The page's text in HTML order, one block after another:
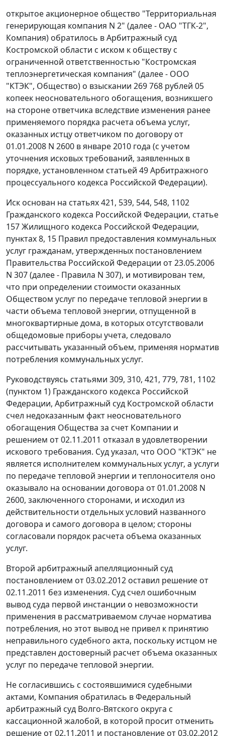
открытое акционерное общество "Территориальная
генерирующая компания N 2" (далее - ОАО "ТГК-2",
Компания) обратилось в Арбитражный суд
Костромской области с иском к обществу с
ограниченной ответственностью "Костромская
теплоэнергетическая компания" (далее - ООО
"КТЭК", Общество) о взыскании 269 768 рублей 05
копеек неосновательного обогащения, возникшего
на стороне ответчика вследствие изменения ранее
применяемого порядка расчета объема услуг,
оказанных истцу ответчиком по договору от
01.01.2008 N 2600 в январе 2010 года (с учетом
уточнения исковых требований, заявленных в
порядке, установленном статьей 49Арбитражного
процессуального кодекса Российской Федерации).
Иск основан на статьях 421, 539, 544, 548, 1102
Гражданского кодекса Российской Федерации, статье
157Жилищного кодекса Российской Федерации,
пунктах 8, 15 Правил предоставления коммунальных
услуг гражданам, утвержденных постановлением
Правительства Российской Федерации от 23.05.2006
N 307 (далее - Правила N 307), и мотивирован тем,
что при определении стоимости оказанных
Обществом услуг по передаче тепловой энергии в
части объема тепловой энергии, отпущенной в
многоквартирные дома, в которых отсутствовали
общедомовые приборы учета, следовало
рассчитывать указанный объем, применяя норматив
потребления коммунальных услуг.
Руководствуясь статьями 309, 310, 421, 779, 781, 1102
(пунктом 1) Гражданского кодекса Российской
Федерации, Арбитражный суд Костромской области
счел недоказанным факт неосновательного
обогащения Общества за счет Компании и
решением от 02.11.2011 отказал в удовлетворении
искового требования. Суд указал, что ООО "КТЭК" не
является исполнителем коммунальных услуг, а услуги
по передаче тепловой энергии и теплоносителя оно
оказывало на основании договора от 01.01.2008 N
2600, заключенного сторонами, и исходил из
действительности отдельных условий названного
договора и самого договора в целом; стороны
согласовали порядок расчета объема оказанных
услуг.
Второй арбитражный апелляционный суд
постановлением от 03.02.2012 оставил решение от
02.11.2011 без изменения. Суд счел ошибочным
вывод суда первой инстанции о невозможности
применения в рассматриваемом случае норматива
потребления, но этот вывод не привел к принятию
неправильного судебного акта, поскольку истцом не
представлен достоверный расчет объема оказанных
услуг по передаче тепловой энергии.
Не согласившись с состоявшимися судебными
актами, Компания обратилась в Федеральный
арбитражный суд Волго-Вятского округа с
кассационной жалобой, в которой просит отменить
решение от 02.11.2011 и постановление от 03.02.2012